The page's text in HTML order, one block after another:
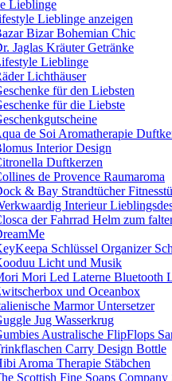
Lieblinge
Lieblinge anzeigen
Bizar Bohemian Chic
Jaglas Kräuter Getränke
Lieblinge
Lichthäuser
für den Liebsten
für die Liebste
de Soi Aromatherapie
Interior Design
Duftkerzen
de Provence Raumaroma
& Bay Strandtücher
Interieur
der Fahrrad Helm zum
Schlüssel Organizer
Licht und Musik
Mori Led Laterne Bluetooth
und Oceanbox
Marmor Untersetzer
Jug Wasserkrug
Australische FlipFlops
Carry Design Bottle
Aroma Therapie Stäbchen
Scottish Fine Soaps Company